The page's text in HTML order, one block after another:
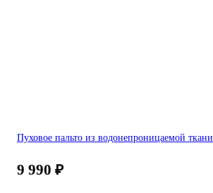
Пуховое пальто из водонепроницаемой ткани
9 990 ₽